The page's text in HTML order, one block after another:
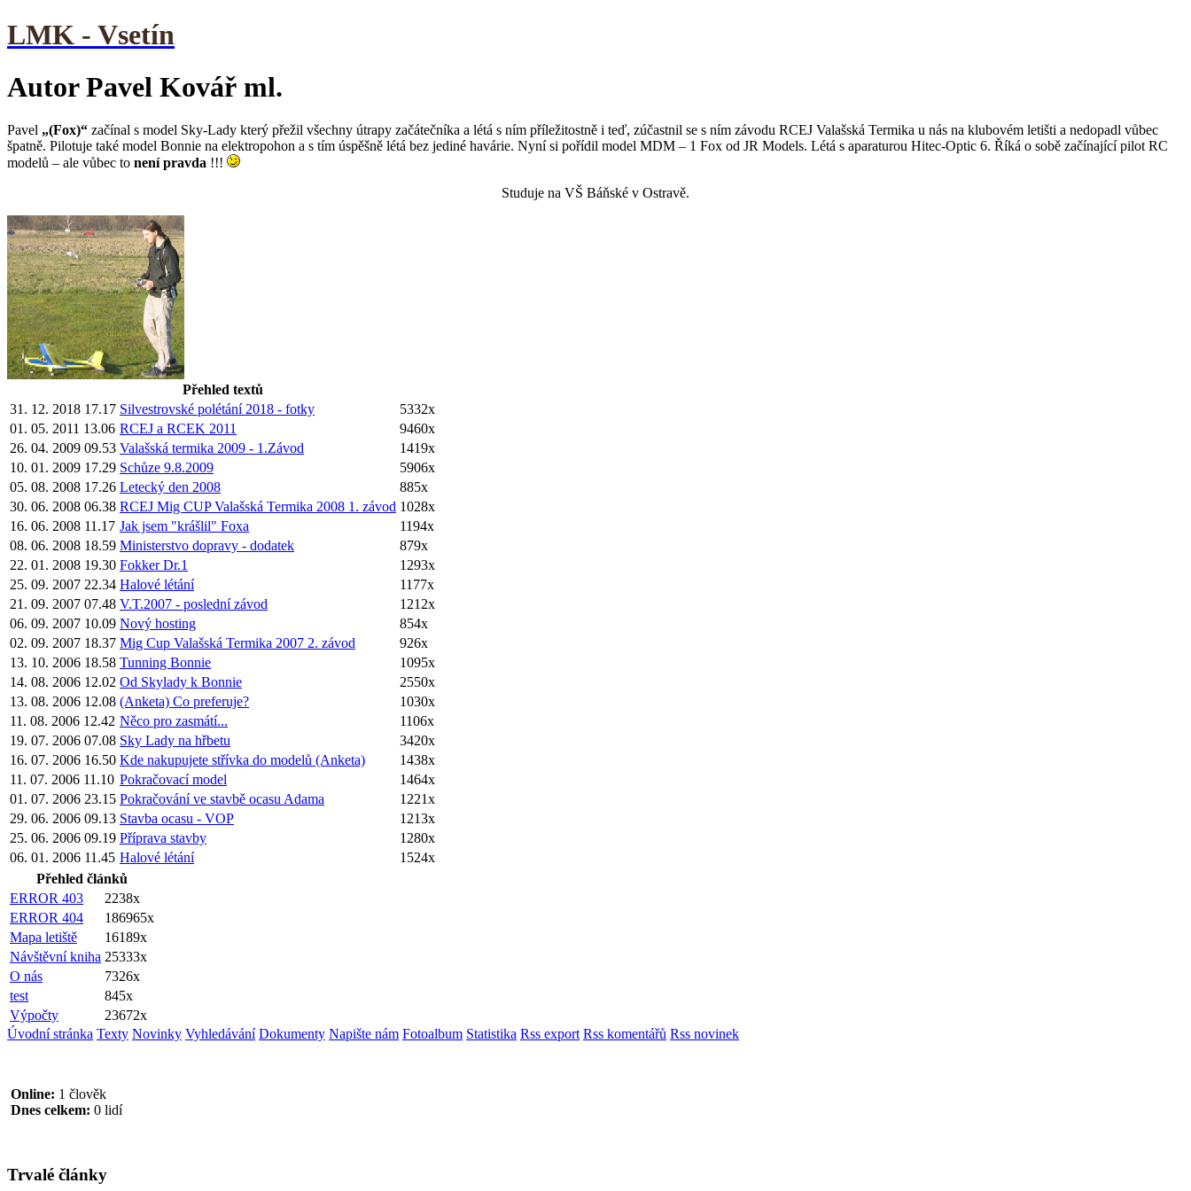
LMK - Vsetín
Autor Pavel Kovář ml.
Pavel „(Fox)“ začínal s model Sky-Lady který přežil všechny útrapy začátečníka a létá s ním příležitostně i teď, zúčastnil se s ním závodu RCEJ Valašská Termika u nás na klubovém letišti a nedopadl vůbec
špatně. Pilotuje také model Bonnie na elektropohon a s tím úspěšně létá bez jediné havárie. Nyní si pořídil model MDM – 1 Fox od JR Models. Létá s aparaturou Hitec-Optic 6. Říká o sobě začínající pilot RC
modelů – ale vůbec to není pravda !!!
Studuje na VŠ Báňské v Ostravě.
Přehled textů
31. 12. 2018 17.17 Silvestrovské polétání 2018 - fotky
5332x
01. 05. 2011 13.06 RCEJ a RCEK 2011
9460x
26. 04. 2009 09.53 Valašská termika 2009 - 1.Závod
1419x
10. 01. 2009 17.29 Schůze 9.8.2009
5906x
05. 08. 2008 17.26 Letecký den 2008
885x
30. 06. 2008 06.38 RCEJ Mig CUP Valašská Termika 2008 1. závod 1028x
16. 06. 2008 11.17 Jak jsem "krášlil" Foxa
1194x
08. 06. 2008 18.59 Ministerstvo dopravy - dodatek
879x
22. 01. 2008 19.30 Fokker Dr.1
1293x
25. 09. 2007 22.34 Halové létání
1177x
21. 09. 2007 07.48 V.T.2007 - poslední závod
1212x
06. 09. 2007 10.09 Nový hosting
854x
02. 09. 2007 18.37 Mig Cup Valašská Termika 2007 2. závod
926x
13. 10. 2006 18.58 Tunning Bonnie
1095x
14. 08. 2006 12.02 Od Skylady k Bonnie
2550x
13. 08. 2006 12.08 (Anketa) Co preferuje?
1030x
11. 08. 2006 12.42 Něco pro zasmátí...
1106x
19. 07. 2006 07.08 Sky Lady na hřbetu
3420x
16. 07. 2006 16.50 Kde nakupujete střívka do modelů (Anketa)
1438x
11. 07. 2006 11.10 Pokračovací model
1464x
01. 07. 2006 23.15 Pokračování ve stavbě ocasu Adama
1221x
29. 06. 2006 09.13 Stavba ocasu - VOP
1213x
25. 06. 2006 09.19 Příprava stavby
1280x
06. 01. 2006 11.45 Halové létání
1524x
Přehled článků
ERROR 403
2238x
ERROR 404
186965x
Mapa letiště
16189x
Návštěvní kniha 25333x
O nás
7326x
test
845x
Výpočty
23672x
Úvodní stránka Texty Novinky Vyhledávání Dokumenty Napište nám Fotoalbum Statistika Rss export Rss komentářů Rss novinek
Online: 1 člověk
Dnes celkem: 0 lidí
Trvalé články